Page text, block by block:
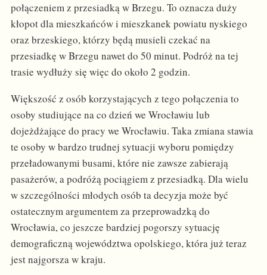
połączeniem z przesiadką w Brzegu. To oznacza duży
kłopot dla mieszkańców i mieszkanek powiatu nyskiego
oraz brzeskiego, którzy będą musieli czekać na
przesiadkę w Brzegu nawet do 50 minut. Podróż na tej
trasie wydłuży się więc do około 2 godzin.
Większość z osób korzystających z tego połączenia to
osoby studiujące na co dzień we Wrocławiu lub
dojeżdżające do pracy we Wrocławiu. Taka zmiana stawia
te osoby w bardzo trudnej sytuacji wyboru pomiędzy
przeładowanymi busami, które nie zawsze zabierają
pasażerów, a podróżą pociągiem z przesiadką. Dla wielu
w szczególności młodych osób ta decyzja może być
ostatecznym argumentem za przeprowadzką do
Wrocławia, co jeszcze bardziej pogorszy sytuację
demograficzną województwa opolskiego, która już teraz
jest najgorsza w kraju.